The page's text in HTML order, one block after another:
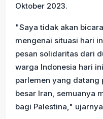
Oktober 2023.
"Saya tidak akan
mengenai situasi hari
pesan solidaritas dari
warga Indonesia hari
parlemen yang datang
besar Iran, semuanya
bagi Palestina,"